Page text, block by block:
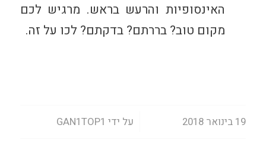
האינסופיות והרעש בראש. מרגיש לכם
מקום טוב? בררתם? בדקתם? לכו על זה.
19 בינואר 2018 על ידי GAN1TOP1